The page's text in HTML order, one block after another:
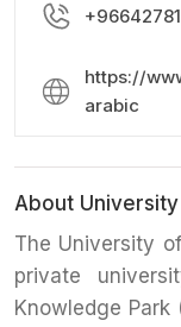
https://
arabic
About
The University
private
Knowledge